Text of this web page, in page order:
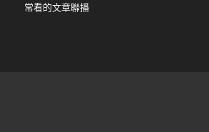
常看的文章聯播